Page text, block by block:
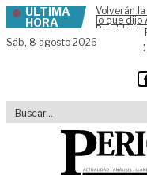
Skip to content
ÚLTIMA
HORA
Volverán
lo que dijo
Sáb, 8 agosto 2026